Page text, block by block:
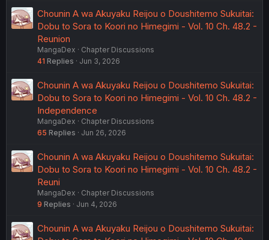
Chounin A wa Akuyaku Reijou o Doushitemo Sukuitai:
Dobu to Sora to Koori no Himegimi - Vol. 10 Ch. 48.2 -
Reunion
MangaDex
Chapter Discussions
41 Replies Jun 3, 2026
Chounin A wa Akuyaku Reijou o Doushitemo Sukuitai:
Dobu to Sora to Koori no Himegimi - Vol. 10 Ch. 48.2 -
Independence
MangaDex
Chapter Discussions
65 Replies Jun 26, 2026
Chounin A wa Akuyaku Reijou o Doushitemo Sukuitai:
Dobu to Sora to Koori no Himegimi - Vol. 10 Ch. 48.2 -
Reuni
MangaDex
Chapter Discussions
9 Replies Jun 4, 2026
Chounin A wa Akuyaku Reijou o Doushitemo Sukuitai: